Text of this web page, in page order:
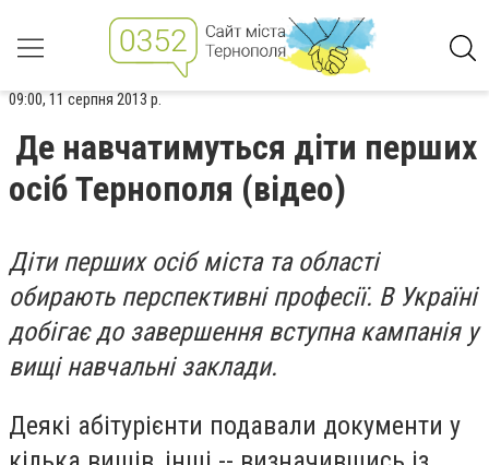
09:00, 11 серпня 2013 р.
Де навчатимуться діти перших
осіб Тернополя (відео)
Діти перших осіб міста та області
обирають перспективні професії. В Україні
добігає до завершення вступна кампанія у
вищі навчальні заклади.
Деякі абітурієнти подавали документи у